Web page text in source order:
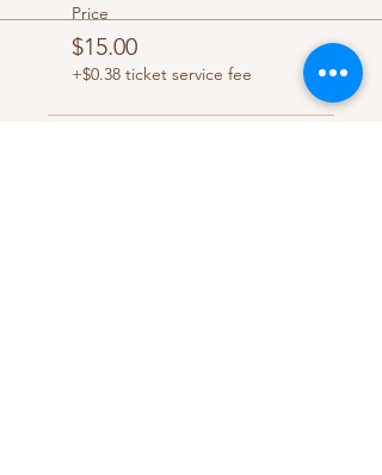
Price
$15.00
+$0.38 ticket service fee